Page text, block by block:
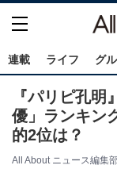
連載 ライフ グ
『パリピ孔
優」ランキン
的2位は？
All About ニュース編集